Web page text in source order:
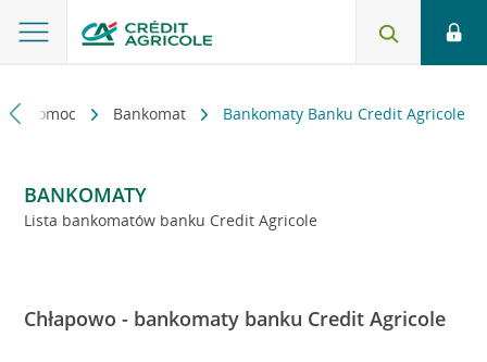
i pomoc Bankomat Bankomaty Banku Credit Agricole
BANKOMATY
Lista bankomatów banku Credit Agricole
Chłapowo - bankomaty banku Credit Agricole